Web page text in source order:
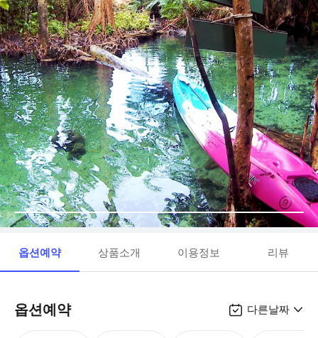
옵션예약 상품소개 이용정보 리뷰
옵션예약 다른날짜